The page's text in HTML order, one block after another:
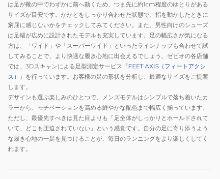
は足が靴の中でわずかに前へ動くため、つま先に約1cm程度のゆとりがある
サイズが目安です。かかとをしっかり合わせた状態で、指を動かしたときに
窮屈に感じないかをチェックしてみてください。また、男性向けのシューズ
は足幅が広めに設計されたモデルも充実しています。足の幅広さが気になる
方は、「ワイド」や「スーパーワイド」といったラインナップも合わせて試
してみることで、より快適な履き心地に出会えるでしょう。ゼビオの各店舗
では、3Dスキャンによる足型測定サービス『FEET AXIS（フィートアクシ
ス） 』を行っています。お客様の足の形状を分析し、最適なサイズをご提案
します。
デザインも選ぶ楽しみのひとつで、メンズモデルはシンプルで落ち着いたカ
ラーから、モチベーションを高める鮮やかな配色まで幅広く揃っています。
ただし、最優先すべきは見た目よりも「足全体がしっかりとホールドされて
いて、どこも圧迫されていない」という感覚です。自分の足に寄り添うよう
な履き心地の一足を見つけることが、毎日のランニングをより楽しくしてく
れます。